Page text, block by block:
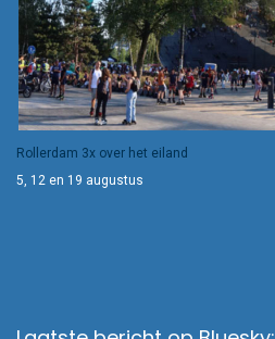
Rollerdam 3x over het eiland
5, 12 en 19 augustus